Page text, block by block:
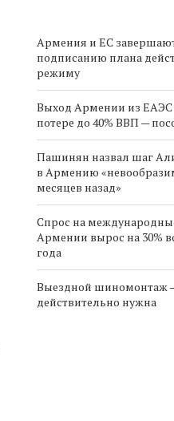
Армения и ЕС
подписанию плана
режиму
Выход Армении из ЕАЭС
потере до 40% ВВП —
Пашинян назвал шаг
в Армению
месяцев назад»
Спрос на
Армении вырос на 30%
года
Выездной шиномонтаж
действительно нужна